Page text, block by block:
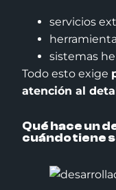
servicios
sistemas
Todo esto exige
atención al
Qué hace un
cuándo tiene